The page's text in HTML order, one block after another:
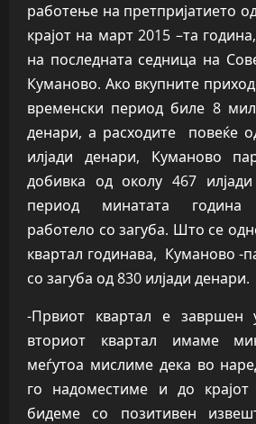
работење на претпријатието
крајот на март 2015 –та
на последната седница на
Куманово. Ако вкупните
временски период биле 8
денари, а расходите повеќе
илјади денари, Куманово
добивка од околу 467
период минатата година
работело со загуба. Што се
квартал годинава, Куманово -
со загуба од 830 илјади денари.
-Првиот квартал е
вториот квартал имаме
меѓутоа мислиме дека во
го надоместиме и до
бидеме со позитивен